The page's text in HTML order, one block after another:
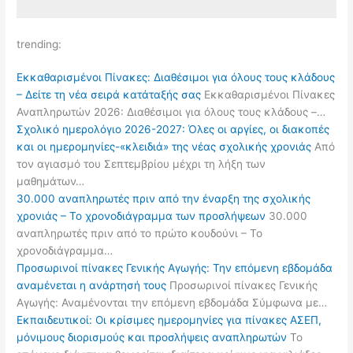
trending:
Εκκαθαρισμένοι Πίνακες: Διαθέσιμοι για όλους τους κλάδους
– Δείτε τη νέα σειρά κατάταξής σας Εκκαθαρισμένοι Πίνακες
Αναπληρωτών 2026: Διαθέσιμοι για όλους τους κλάδους –…
Σχολικό ημερολόγιο 2026-2027: Όλες οι αργίες, οι διακοπές
και οι ημερομηνίες-«κλειδιά» της νέας σχολικής χρονιάς Από
τον αγιασμό του Σεπτεμβρίου μέχρι τη λήξη των
μαθημάτων…
30.000 αναπληρωτές πριν από την έναρξη της σχολικής
χρονιάς – Το χρονοδιάγραμμα των προσλήψεων 30.000
αναπληρωτές πριν από το πρώτο κουδούνι – Το
χρονοδιάγραμμα…
Προσωρινοί πίνακες Γενικής Αγωγής: Την επόμενη εβδομάδα
αναμένεται η ανάρτησή τους Προσωρινοί πίνακες Γενικής
Αγωγής: Αναμένονται την επόμενη εβδομάδα Σύμφωνα με…
Εκπαιδευτικοί: Οι κρίσιμες ημερομηνίες για πίνακες ΑΣΕΠ,
μόνιμους διορισμούς και προσλήψεις αναπληρωτών Το